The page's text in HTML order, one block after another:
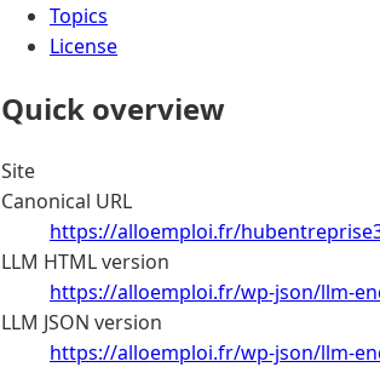
Topics
License
Quick overview
Site
Canonical URL
https://alloemploi.fr/
LLM HTML version
https://alloemploi.fr/wp-json/llm-
LLM JSON version
https://alloemploi.fr/wp-json/llm-